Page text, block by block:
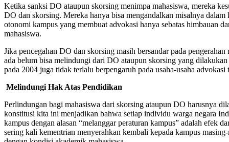
Ketika sanksi DO ataupun skorsing menimpa mahasiswa, mereka
DO dan skorsing. Mereka hanya bisa mengandalkan misalnya
otonomi kampus yang membuat advokasi hanya sebatas himbauan
mahasiswa.
Jika pencegahan DO dan skorsing masih bersandar pada
ada belum bisa melindungi dari DO ataupun skorsing yang
pada 2004 juga tidak terlalu berpengaruh pada usaha-usaha
Melindungi Hak Atas Pendidikan
Perlindungan bagi mahasiswa dari skorsing ataupun DO harusnya
konstitusi kita ini menjadikan bahwa setiap individu warga negara
kampus dengan alasan “melanggar peraturan kampus” adalah
sering kali kementrian menyerahkan kembali kepada kampus